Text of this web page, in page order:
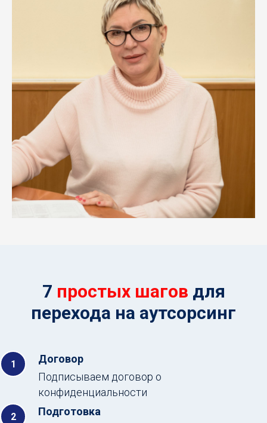
7 простых шагов для
перехода на аутсорсинг
Договор
Подписываем договор о
конфиденциальности
Подготовка